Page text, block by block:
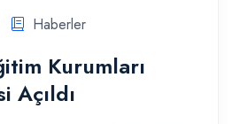
Haberler
Kurumları
Açıldı